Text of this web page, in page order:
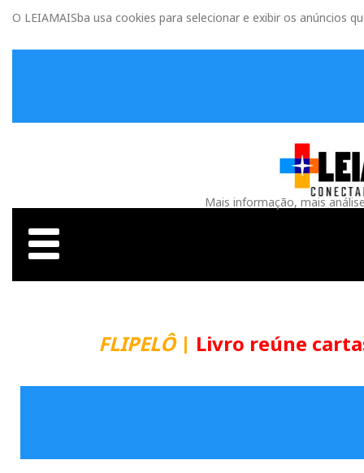
O LEIAMAISba usa cookies para selecionar e exibir os anúncios
Mais informação, mais
FLIPELÔ| Livro reúne